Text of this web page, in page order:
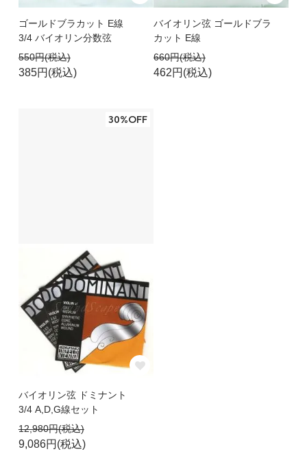
ゴールドブラカット E線
3/4 バイオリン分数弦
550円(税込)
385円(税込)
バイオリン弦 ゴールドブラ
カット E線
660円(税込)
462円(税込)
30%OFF
バイオリン弦 ドミナント
3/4 A,D,G線セット
12,980円(税込)
9,086円(税込)